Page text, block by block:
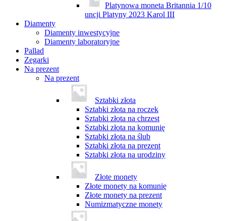
Platynowa moneta Britannia 1/10
uncji Platyny 2023 Karol III
Diamenty
Diamenty inwestycyjne
Diamenty laboratoryjne
Pallad
Zegarki
Na prezent
Na prezent
Sztabki złota
Sztabki złota na roczek
Sztabki złota na chrzest
Sztabki złota na komunię
Sztabki złota na ślub
Sztabki złota na prezent
Sztabki złota na urodziny
Złote monety
Złote monety na komunię
Złote monety na prezent
Numizmatyczne monety